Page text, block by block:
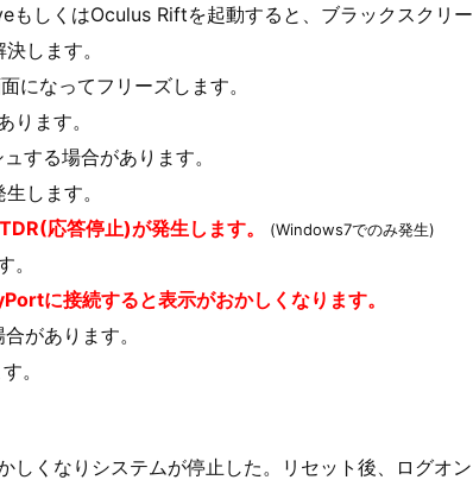
もしくはOculus Riftを起動すると、ブラックスクリー
します。
になってフリーズします。
ります。
する場合があります。
します。
応答停止)が発生します。
(Windows7でのみ発生)
。
に接続すると表示がおかしくなります。
があります。
。
しくなりシステムが停止した。リセット後、ログオン